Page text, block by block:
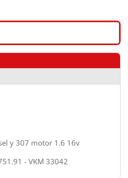
y 307 motor 1.6 16v
- VKM 33042